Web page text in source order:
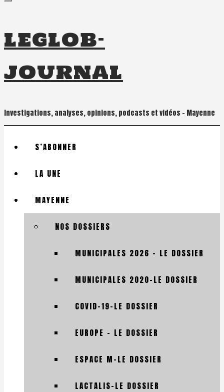
leglob-
journal
Investigations, analyses, opinions, podcasts et vidéos – Mayenne
S’ABONNER
LA UNE
MAYENNE
NOS DOSSIERS
MUNICIPALES 2026 – LE DOSSIER
MUNICIPALES 2020-LE DOSSIER
COVID-19-LE DOSSIER
EUROPE – LE DOSSIER
ESPACE M-LE DOSSIER
LACTALIS-LE DOSSIER